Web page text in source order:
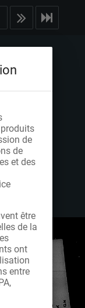
de
de
et des
être
de la
ont
entre